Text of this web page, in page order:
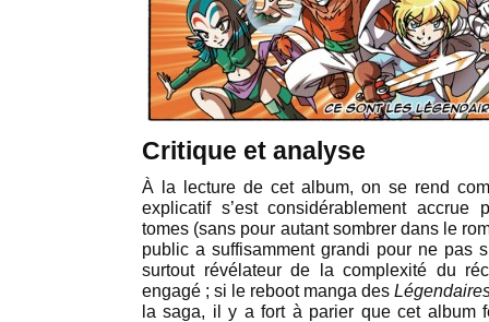
Critique et analyse
À la lecture de cet album, on se rend
explicatif s’est considérablement accrue
tomes (sans pour autant sombrer dans le
public a suffisamment grandi pour ne pas
surtout révélateur de la complexité du
engagé ; si le reboot manga des
la saga, il y a fort à parier que cet album